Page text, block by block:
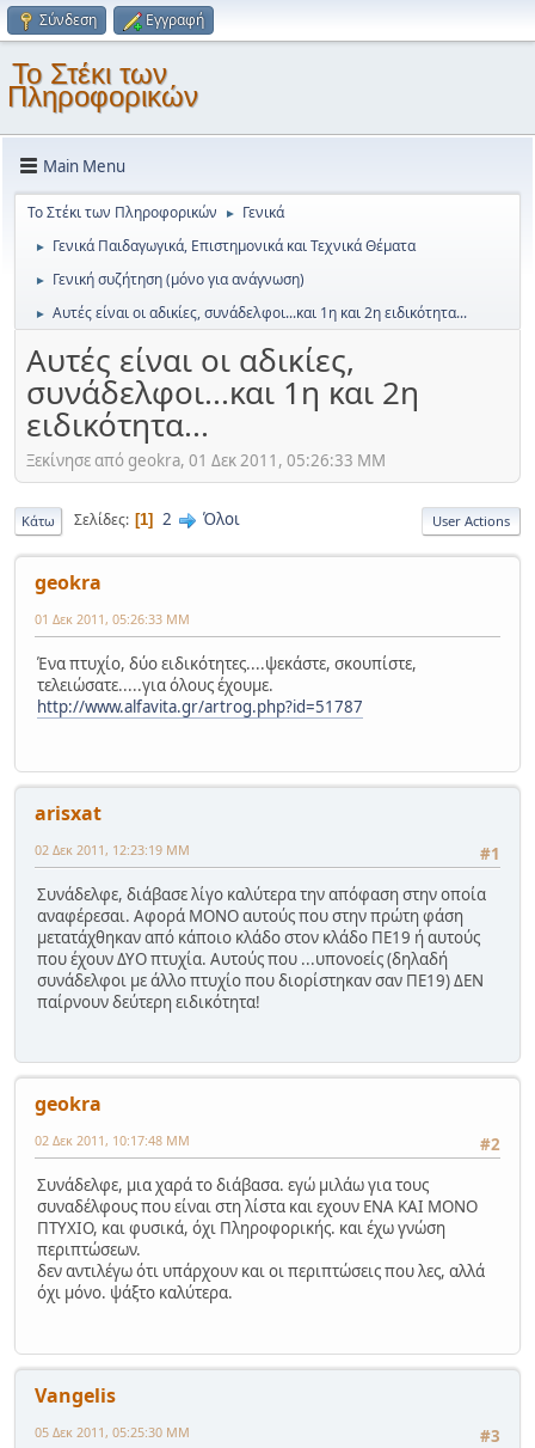
Σύνδεση Εγγραφή
Το Στέκι των
Πληροφορικών
Main Menu
Το Στέκι των Πληροφορικών ► Γενικά
► Γενικά Παιδαγωγικά, Επιστημονικά και Τεχνικά Θέματα
► Γενική συζήτηση (μόνο για ανάγνωση)
► Αυτές είναι οι αδικίες, συνάδελφοι...και 1η και 2η ειδικότητα...
Αυτές είναι οι αδικίες,
συνάδελφοι...και 1η και 2η
ειδικότητα...
Ξεκίνησε από geokra, 01 Δεκ 2011, 05:26:33 ΜΜ
Κάτω Σελίδες 1 2 Όλοι User Actions
geokra
01 Δεκ 2011, 05:26:33 ΜΜ
Ένα πτυχίο, δύο ειδικότητες....ψεκάστε, σκουπίστε,
τελειώσατε.....για όλους έχουμε.
http://www.alfavita.gr/artrog.php?id=51787
arisxat
#1
02 Δεκ 2011, 12:23:19 ΜΜ
Συνάδελφε, διάβασε λίγο καλύτερα την απόφαση στην οποία
αναφέρεσαι. Αφορά ΜΟΝΟ αυτούς που στην πρώτη φάση
μετατάχθηκαν από κάποιο κλάδο στον κλάδο ΠΕ19 ή αυτούς
που έχουν ΔΥΟ πτυχία. Αυτούς που ...υπονοείς (δηλαδή
συνάδελφοι με άλλο πτυχίο που διορίστηκαν σαν ΠΕ19) ΔΕΝ
παίρνουν δεύτερη ειδικότητα!
geokra
#2
02 Δεκ 2011, 10:17:48 ΜΜ
Συνάδελφε, μια χαρά το διάβασα. εγώ μιλάω για τους
συναδέλφους που είναι στη λίστα και εχουν ΕΝΑ ΚΑΙ ΜΟΝΟ
ΠΤΥΧΙΟ, και φυσικά, όχι Πληροφορικής. και έχω γνώση
περιπτώσεων.
δεν αντιλέγω ότι υπάρχουν και οι περιπτώσεις που λες, αλλά
όχι μόνο. ψάξτο καλύτερα.
Vangelis
#3
05 Δεκ 2011, 05:25:30 ΜΜ